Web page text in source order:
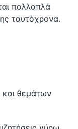
πολλαπλά
ταυτόχρονα.
και θεμάτων